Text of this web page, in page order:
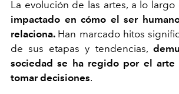
La evolución de las artes, a lo largo
impactado en cómo el ser
relaciona. Han marcado hitos
de sus etapas y tendencias,
sociedad se ha regido por el arte
tomar decisiones.